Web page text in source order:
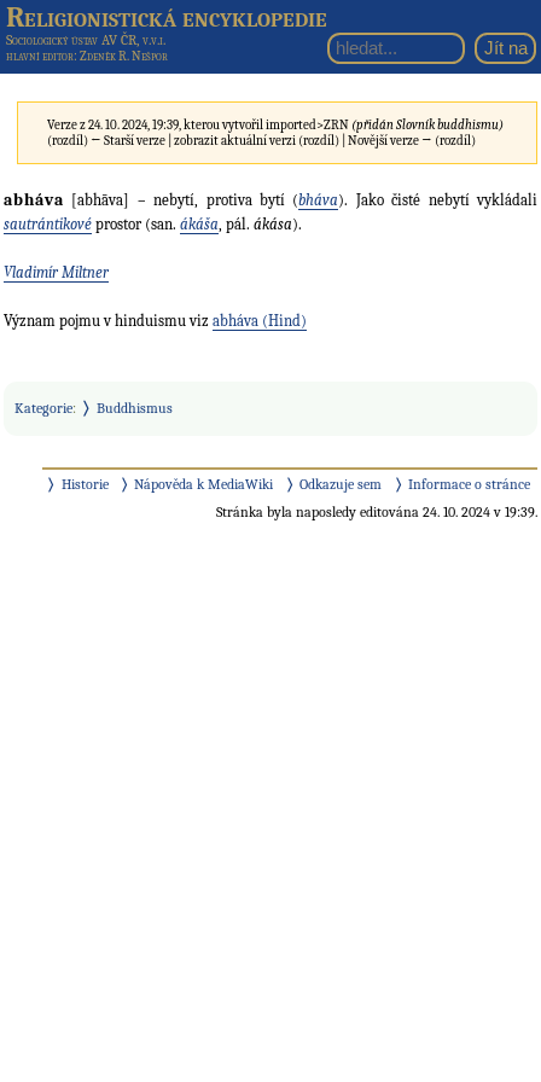
Religionistická encyklopedie
Sociologický ústav AV ČR, v.v.i.
hlavní editor: Zdeněk R. Nešpor
Verze z 24. 10. 2024, 19:39, kterou vytvořilimported>ZRN (přidán Slovník buddhismu)
(rozdíl) ← Starší verze | zobrazit aktuální verzi (rozdíl) | Novější verze → (rozdíl)
abháva [abhāva] – nebytí, protiva bytí (bháva). Jako čisté nebytí vykládali
sautrántikové prostor (san. ákáša, pál. ákása).
Vladimír Miltner
Význam pojmu v hinduismu viz abháva (Hind)
Kategorie: Buddhismus
Historie Nápověda k MediaWiki Odkazuje sem
Informace o stránce
Stránka byla naposledy editována 24. 10. 2024 v 19:39.